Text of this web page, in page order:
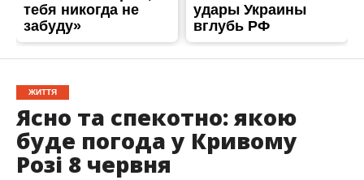
ЖИТТЯ
Ясно та спекотно: якою
буде погода у Кривому
Розі 8 червня